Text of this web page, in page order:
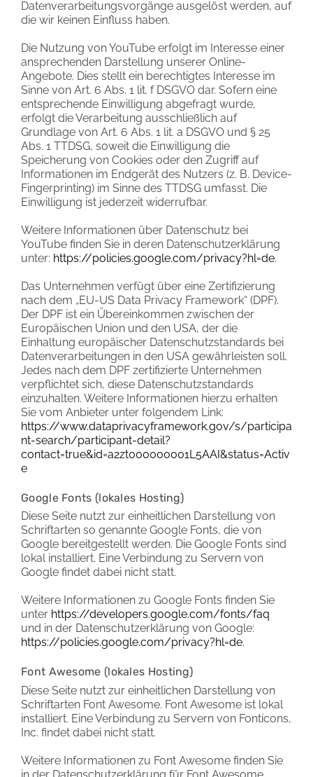
Datenverarbeitungsvorgänge ausgelöst werden, auf
die wir keinen Einfluss haben.
Die Nutzung von YouTube erfolgt im Interesse einer
ansprechenden Darstellung unserer Online-
Angebote. Dies stellt ein berechtigtes Interesse im
Sinne von Art. 6 Abs. 1 lit. f DSGVO dar. Sofern eine
entsprechende Einwilligung abgefragt wurde,
erfolgt die Verarbeitung ausschließlich auf
Grundlage von Art. 6 Abs. 1 lit. a DSGVO und § 25
Abs. 1 TTDSG, soweit die Einwilligung die
Speicherung von Cookies oder den Zugriff auf
Informationen im Endgerät des Nutzers (z. B. Device-
Fingerprinting) im Sinne des TTDSG umfasst. Die
Einwilligung ist jederzeit widerrufbar.
Weitere Informationen über Datenschutz bei
YouTube finden Sie in deren Datenschutzerklärung
unter: https://policies.google.com/privacy?hl=de.
Das Unternehmen verfügt über eine Zertifizierung
nach dem „EU-US Data Privacy Framework“ (DPF).
Der DPF ist ein Übereinkommen zwischen der
Europäischen Union und den USA, der die
Einhaltung europäischer Datenschutzstandards bei
Datenverarbeitungen in den USA gewährleisten soll.
Jedes nach dem DPF zertifizierte Unternehmen
verpflichtet sich, diese Datenschutzstandards
einzuhalten. Weitere Informationen hierzu erhalten
Sie vom Anbieter unter folgendem Link:
https://www.dataprivacyframework.gov/s/participa
nt-search/participant-detail?
contact=true&id=a2zt000000001L5AAI&status=Activ
e
Google Fonts (lokales Hosting)
Diese Seite nutzt zur einheitlichen Darstellung von
Schriftarten so genannte Google Fonts, die von
Google bereitgestellt werden. Die Google Fonts sind
lokal installiert. Eine Verbindung zu Servern von
Google findet dabei nicht statt.
Weitere Informationen zu Google Fonts finden Sie
unter https://developers.google.com/fonts/faq
und in der Datenschutzerklärung von Google:
https://policies.google.com/privacy?hl=de.
Font Awesome (lokales Hosting)
Diese Seite nutzt zur einheitlichen Darstellung von
Schriftarten Font Awesome. Font Awesome ist lokal
installiert. Eine Verbindung zu Servern von Fonticons,
Inc. findet dabei nicht statt.
Weitere Informationen zu Font Awesome finden Sie